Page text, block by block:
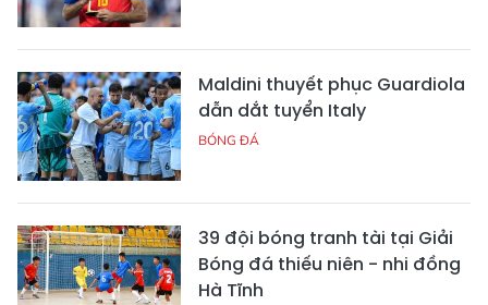
Maldini thuyết phục Guardiola
dẫn dắt tuyển Italy
BÓNG ĐÁ
39 đội bóng tranh tài tại Giải
Bóng đá thiếu niên - nhi đồng
Hà Tĩnh